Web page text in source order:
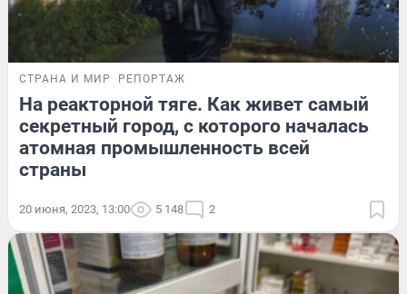
СТРАНА И МИР РЕПОРТАЖ
На реакторной тяге. Как живет самый
секретный город, с которого началась
атомная промышленность всей
страны
20 июня, 2023, 13:00 5 148 2